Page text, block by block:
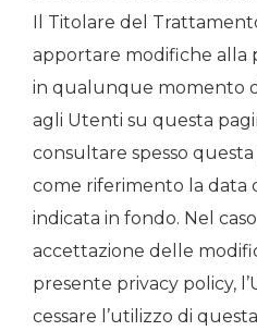
Il Titolare del
apportare modifiche alla
in qualunque momento
agli Utenti su questa
consultare spesso
come riferimento la data
indicata in fondo. Nel
accettazione delle
presente privacy policy,
cessare l’utilizzo di